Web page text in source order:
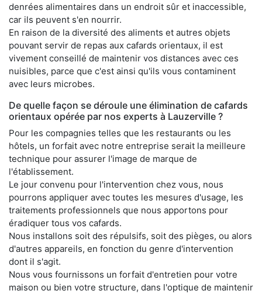
denrées alimentaires dans un endroit sûr et inaccessible,
car ils peuvent s'en nourrir.
En raison de la diversité des aliments et autres objets
pouvant servir de repas aux cafards orientaux, il est
vivement conseillé de maintenir vos distances avec ces
nuisibles, parce que c'est ainsi qu'ils vous contaminent
avec leurs microbes.
De quelle façon se déroule une élimination de cafards
orientaux opérée par nos experts à Lauzerville ?
Pour les compagnies telles que les restaurants ou les
hôtels, un forfait avec notre entreprise serait la meilleure
technique pour assurer l'image de marque de
l'établissement.
Le jour convenu pour l'intervention chez vous, nous
pourrons appliquer avec toutes les mesures d'usage, les
traitements professionnels que nous apportons pour
éradiquer tous vos cafards.
Nous installons soit des répulsifs, soit des pièges, ou alors
d'autres appareils, en fonction du genre d'intervention
dont il s'agit.
Nous vous fournissons un forfait d'entretien pour votre
maison ou bien votre structure, dans l'optique de maintenir